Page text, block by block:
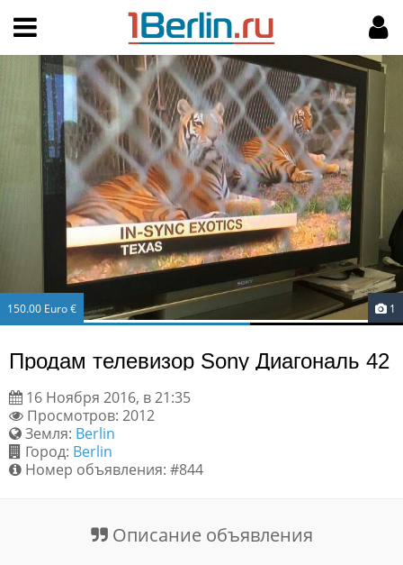
Поиск
Пользовательское соглашение
Правила доски объявлений
Компьютерная версия
Текстовая реклама
Обратная связь
МОЙ АККАУНТ
Мои объявления
150.00 Euro € 1
Продам телевизор Sony Диагональ 42
16 Ноября 2016, в 21:35
Просмотров: 2012
Земля: Berlin
Город: Berlin
Номер объявления: #844
Описание объявления